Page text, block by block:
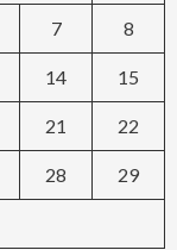
7 8
14 15
21 22
28 29